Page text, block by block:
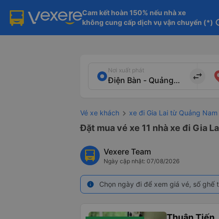
Cam kết hoàn 150% nếu nhà xe
không cung cấp dịch vụ vận chuyển (*)
Nơi xuất phát
import_export
Vé xe khách xe đi Gia Lai từ Quảng Nam
Đặt mua vé xe 11 nhà xe đi Gia
Vexere Team
Ngày cập nhật: 07/08/2026
info Chọn ngày đi để xem giá vé, số